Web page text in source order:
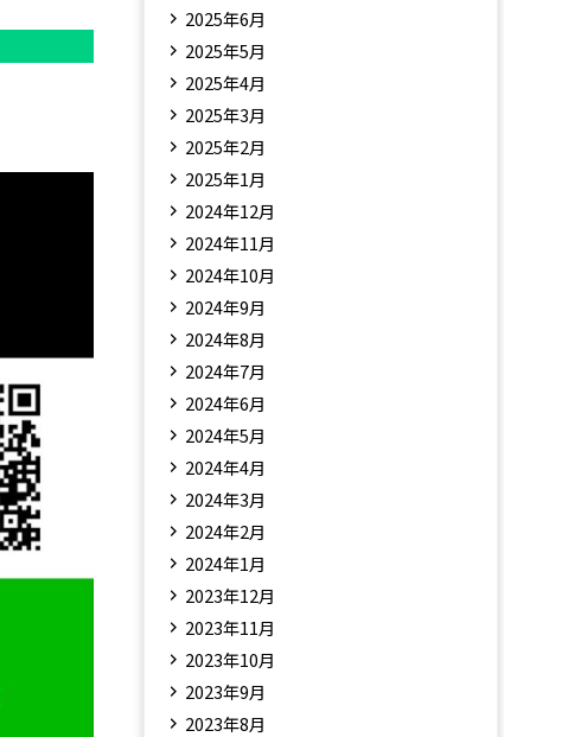
2025年6月
2025年5月
2025年4月
2025年3月
2025年2月
2025年1月
2024年12月
2024年11月
2024年10月
2024年9月
2024年8月
2024年7月
2024年6月
2024年5月
2024年4月
2024年3月
2024年2月
2024年1月
2023年12月
2023年11月
2023年10月
2023年9月
2023年8月